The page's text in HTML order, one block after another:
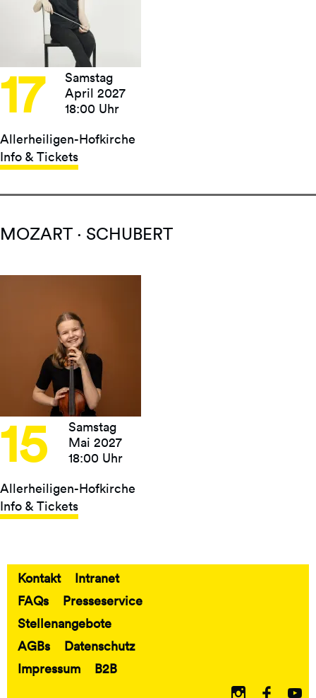
17
Samstag
April 2027
18:00 Uhr
Allerheiligen-Hofkirche
Info & Tickets
MOZART · SCHUBERT
15
Samstag
Mai 2027
18:00 Uhr
Allerheiligen-Hofkirche
Info & Tickets
Fußbereich
Kontakt
Intranet
FAQs
Presseservice
Stellenangebote
AGBs
Datenschutz
Impressum
B2B